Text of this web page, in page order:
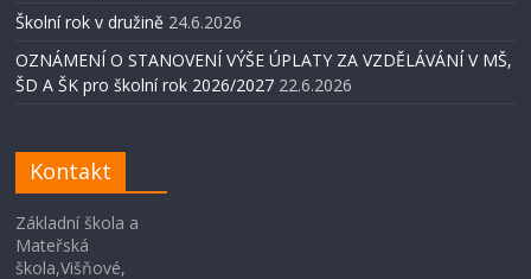
Školní rok v družině 24.6.2026
OZNÁMENÍ O STANOVENÍ VÝŠE ÚPLATY ZA VZDĚLÁVÁNÍ V MŠ,
ŠD A ŠK pro školní rok 2026/2027 22.6.2026
Kontakt
Základní škola a
Mateřská
škola,Višňové,